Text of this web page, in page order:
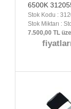
6500K
Stok Kodu :
Stok Miktarı :
7.500,00 TL